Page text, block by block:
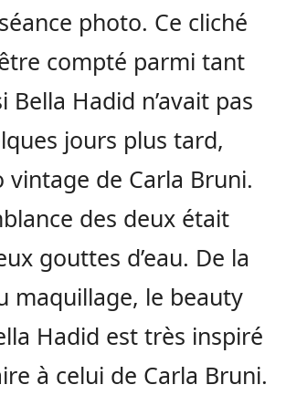
photo. Ce cliché
compté parmi tant
Bella Hadid n’avait pas
jours plus tard,
vintage de Carla Bruni.
des deux était
gouttes d’eau. De la
maquillage, le beauty
Hadid est très inspiré
à celui de Carla Bruni.